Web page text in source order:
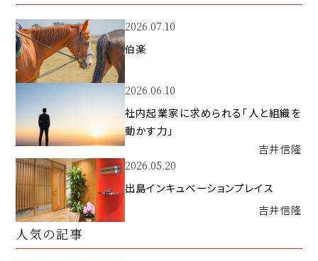
2026.07.10
伯楽
2026.06.10
社内起業家に求められる「人と組織を
動かす力」
吉井信隆
2026.05.20
出島インキュベーションプレイス
吉井信隆
人気の記事